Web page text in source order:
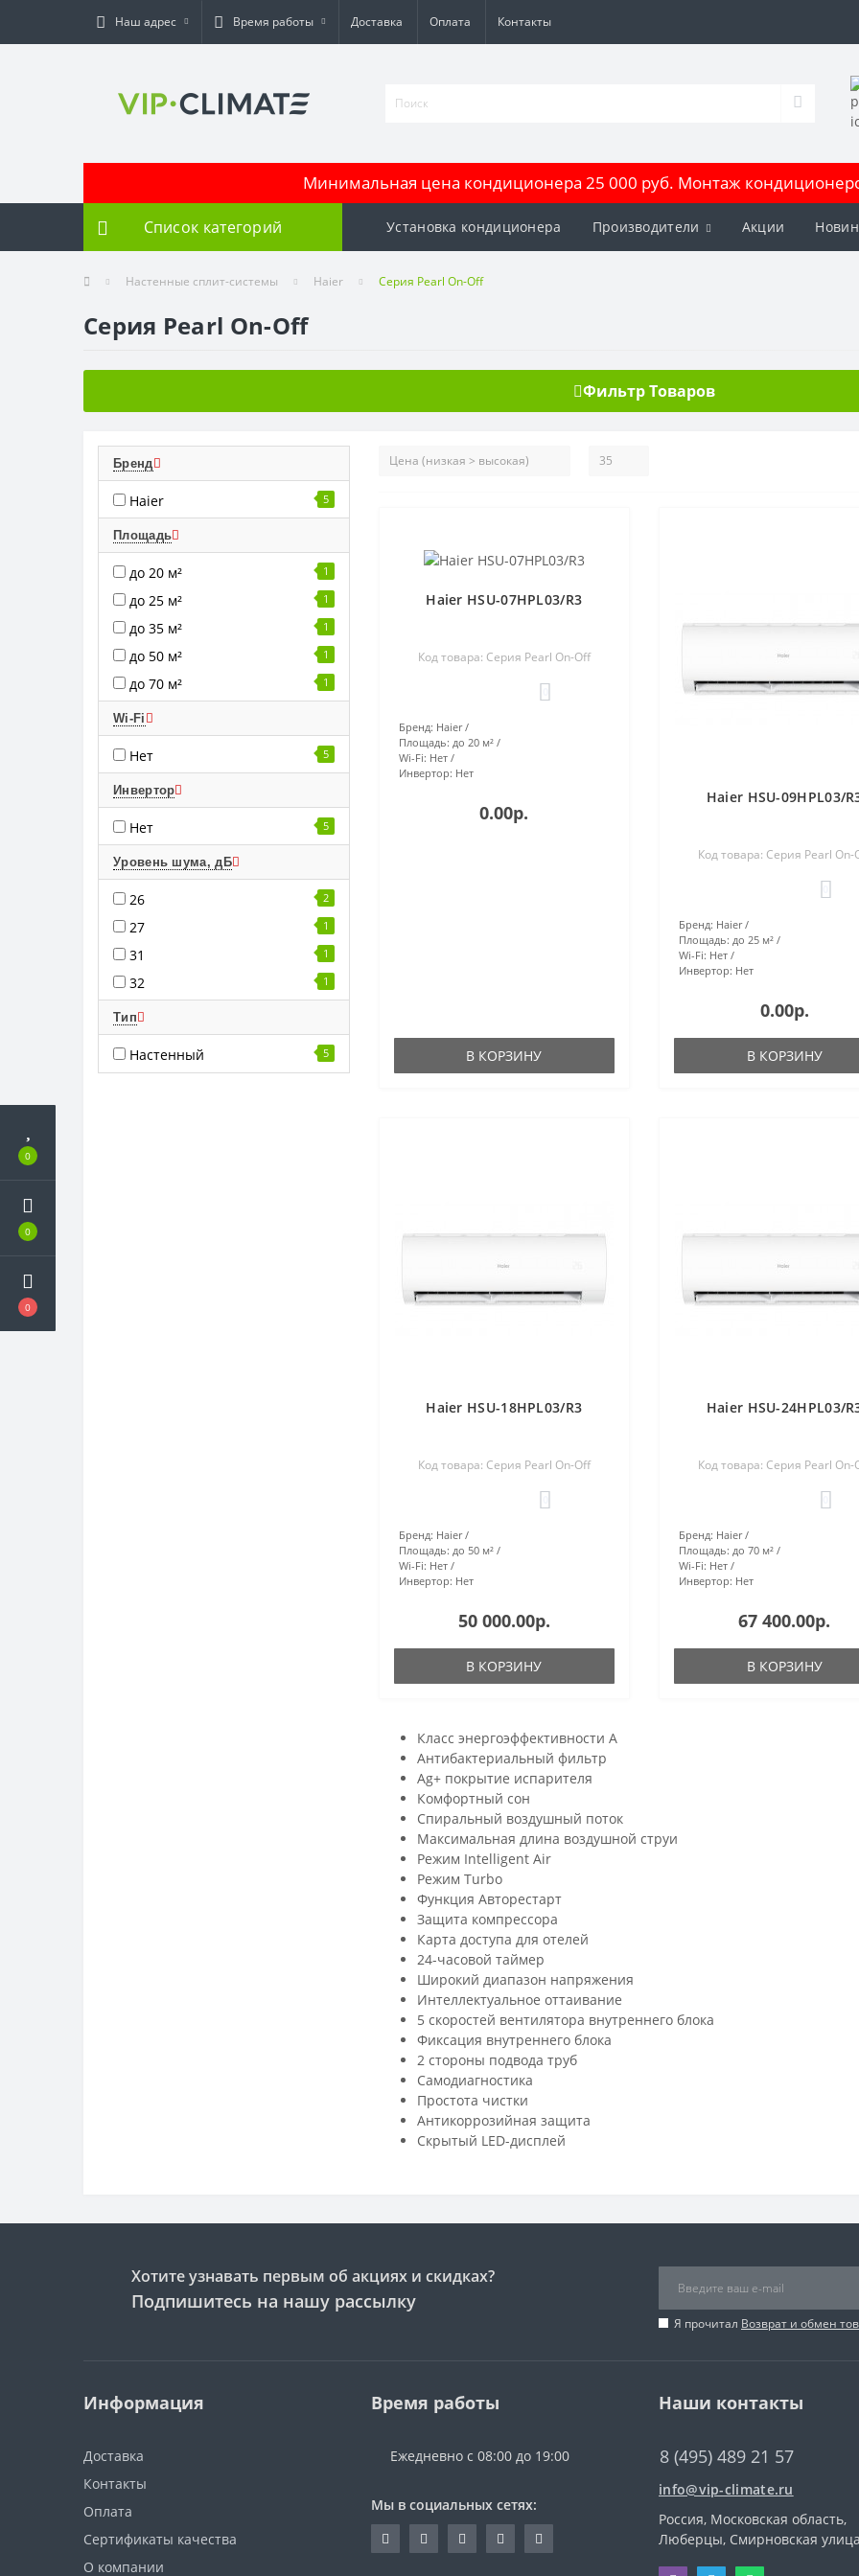
0
0
0
Наш адрес Время работы Доставка Оплата Контакты
Минимальная цена кондиционера 25 000 руб. Монтаж
Список категорий Установка кондиционера Производители Акции
Настенные сплит-системы Haier Серия Pearl On-Off
Серия Pearl On-Off
Фильтр Товаров
Бренд
Haier 5
Площадь
до 20 м² 1
до 25 м² 1
до 35 м² 1
до 50 м² 1
до 70 м² 1
Wi-Fi
Нет 5
Инвертор
Нет 5
Уровень шума, дБ
26 2
27 1
31 1
32 1
Тип
Настенный 5
Haier HSU-07HPL03/R3
Код товара: Серия Pearl On-Off
Бренд: Haier
Площадь: до 20 м²
Wi-Fi: Нет
Инвертор: Нет
0.00р.
В КОРЗИНУ
Haier HSU-09HPL03/
Код товара: Серия Pearl On-
Бренд: Haier
Площадь: до 25 м²
Wi-Fi: Нет
Инвертор: Нет
0.00р.
В КОРЗИНУ
Haier HSU-18HPL03/R3
Код товара: Серия Pearl On-Off
Бренд: Haier
Площадь: до 50 м²
Wi-Fi: Нет
Инвертор: Нет
50 000.00р.
В КОРЗИНУ
Haier HSU-24HPL03/
Код товара: Серия Pearl On-
Бренд: Haier
Площадь: до 70 м²
Wi-Fi: Нет
Инвертор: Нет
67 400.00р.
В КОРЗИНУ
Класс энергоэффективности A
Антибактериальный фильтр
Ag+ покрытие испарителя
Комфортный сон
Спиральный воздушный поток
Максимальная длина воздушной струи
Режим Intelligent Air
Режим Turbo
Функция Авторестарт
Защита компрессора
Карта доступа для отелей
24-часовой таймер
Широкий диапазон напряжения
Интеллектуальное оттаивание
5 скоростей вентилятора внутреннего блока
Фиксация внутреннего блока
2 стороны подвода труб
Самодиагностика
Простота чистки
Антикоррозийная защита
Скрытый LED-дисплей
Хотите узнавать первым об акциях и скидках?
Подпишитесь на нашу рассылку
Я прочитал Возврат и обмен
Информация
Доставка
Контакты
Оплата
Сертификаты качества
О компании
Время работы
Ежедневно с 08:00 до 19:00
Мы в социальных сетях:
Наши контакты
8 (495) 489 21 57
info@vip-climate.ru
Россия, Московская область,
Люберцы, Смирновская